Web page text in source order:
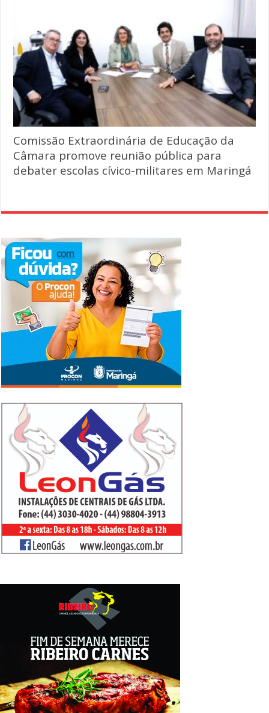
Comissão Extraordinária de Educação da
Câmara promove reunião pública para
debater escolas cívico-militares em Maringá